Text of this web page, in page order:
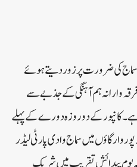
سماج کی ضرورت پر زور دیتے ہوئے
وارانہ ہم آہنگی کے جذبے سے
ہے۔کانپور کے دو روزہ دورے کے پہلے
گاؤں میں سماج وادی پارٹی لیڈر